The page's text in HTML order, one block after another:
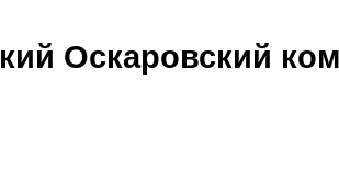
Оскаровский